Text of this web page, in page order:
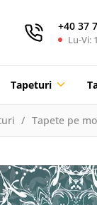
+40 37
Lu-Vi:
Tapeturi
Tapete pe